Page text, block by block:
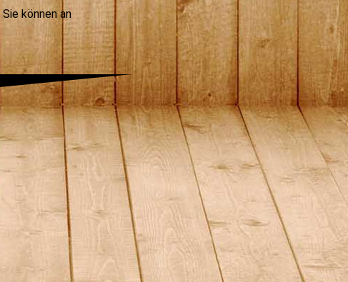
Sie können an